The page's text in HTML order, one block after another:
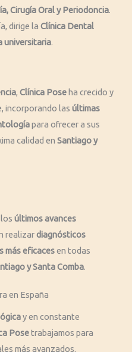
Cirugía Oral y Periodoncia.
dirige la Clínica Dental
universitaria.
, Clínica Pose ha crecido y
incorporando las últimas
para ofrecer a sus
calidad en Santiago y
últimos avances
realizardiagnósticos
más eficacesen todas
y Santa Comba.
en España
y en constante
Posetrabajamos para
más avanzados.